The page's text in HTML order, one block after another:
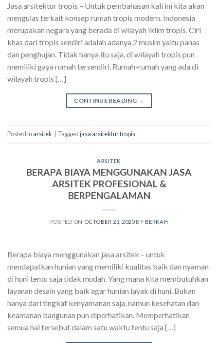
Jasa arsitektur tropis – Untuk pembahasan kali ini kita akan
mengulas terkait konsep rumah tropis modern. Indonesia
merupakan negara yang berada di wilayah iklim tropis. Ciri
khas dari tropis sendiri adalah adanya 2 musim yaitu panas
dan penghujan. Tidak hanya itu saja, di wilayah tropis pun
memiliki gaya rumah tersendiri. Rumah-rumah yang ada di
wilayah tropis […]
CONTINUE READING →
Posted in arsitek Taggedjasa arsitektur tropis
ARSITEK
BERAPA BIAYA MENGGUNAKAN JASA
ARSITEK PROFESIONAL &
BERPENGALAMAN
POSTED ON OCTOBER 23, 2020 BY BERKAH
Berapa biaya menggunakan jasa arsitek – untuk
mendapatkan hunian yang memiliki kualitas baik dan nyaman
di huni tentu saja tidak mudah. Yang mana kita membutuhkan
layanan desain yang baik agar hunian layak di huni. Bukan
hanya dari tingkat kenyamanan saja, namun kesehatan dan
keamanan bangunan pun diperhatikan. Memperhatikan
semua hal tersebut dalam satu waktu tentu saja […]